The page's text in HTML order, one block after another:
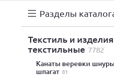
Разделы
текстиль и изделия
текстильные 7782
канаты веревки шнуры
шпагат 81